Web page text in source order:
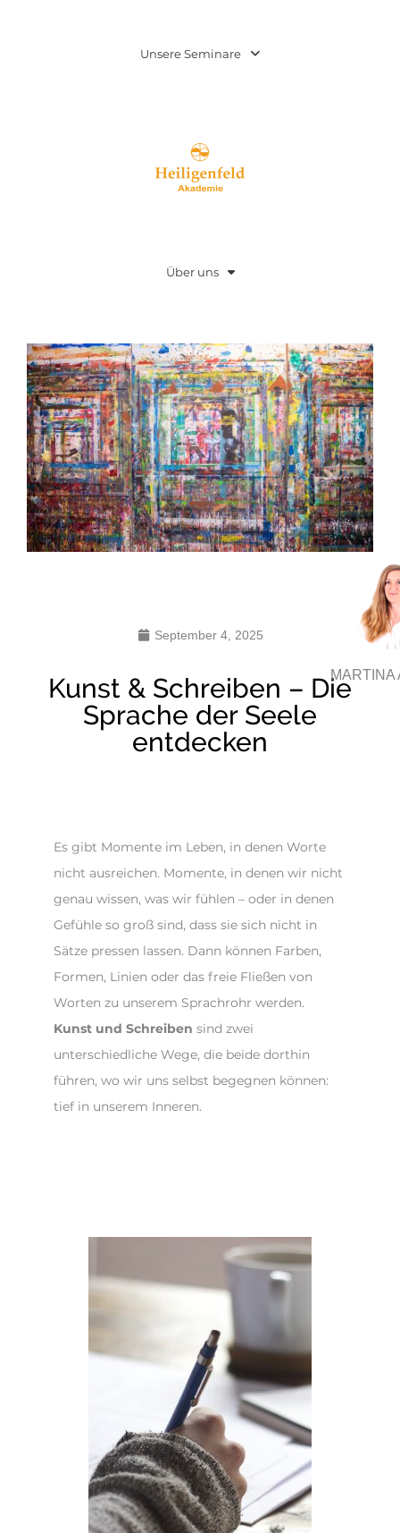
Unsere Seminare
Über uns
MARTINA
September 4, 2025
Kunst & Schreiben – Die
Sprache der Seele
entdecken
Es gibt Momente im Leben, in denen Worte
nicht ausreichen. Momente, in denen wir nicht
genau wissen, was wir fühlen – oder in denen
Gefühle so groß sind, dass sie sich nicht in
Sätze pressen lassen. Dann können Farben,
Formen, Linien oder das freie Fließen von
Worten zu unserem Sprachrohr werden.
Kunst und Schreiben sind zwei
unterschiedliche Wege, die beide dorthin
führen, wo wir uns selbst begegnen können:
tief in unserem Inneren.